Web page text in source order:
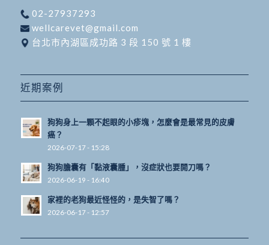
02-27937293
wellcarevet@gmail.com
台北市內湖區成功路 3 段 150 號 1 樓
近期案例
狗狗身上一顆不起眼的小疹塊，怎麼會是最常見的皮膚
癌？
2026-07-17 - 15:28
狗狗膽囊有「黏液囊腫」，沒症狀也要開刀嗎？
2026-06-19 - 16:40
家裡的老狗最近怪怪的，是失智了嗎？
2026-06-17 - 12:57